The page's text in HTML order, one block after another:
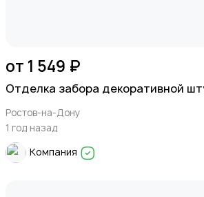
от 1 549 ₽
Отделка забора декоративной
Ростов-на-Дону
1 год назад
Компания